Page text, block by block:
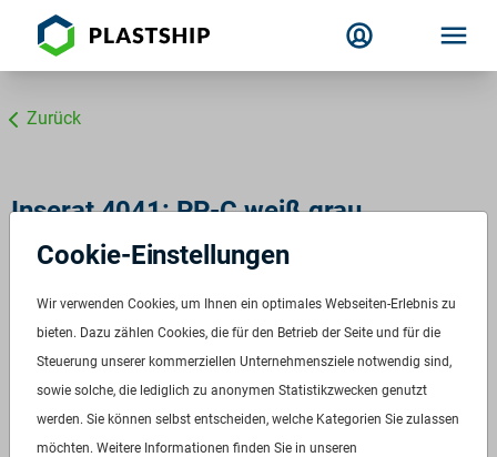
Zurück
Inserat 4041: PP-C weiß grau
Verfügbar ab: Sofort
Frequenz:Auf Anfrage
Menge:Auf Anfrage
Standardverpackung/Bereitstellungsart:Big Bags
Preis:Auf Anfrage
Cookie-Einstellungen
Wir verwenden Cookies, um Ihnen ein optimales Webseiten-Erlebnis zu
bieten. Dazu zählen Cookies, die für den Betrieb der Seite und für die
Steuerung unserer kommerziellen Unternehmensziele notwendig sind,
sowie solche, die lediglich zu anonymen Statistikzwecken genutzt
werden. Sie können selbst entscheiden, welche Kategorien Sie zulassen
möchten. Weitere Informationen finden Sie in unseren